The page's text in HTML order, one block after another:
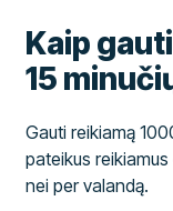
Kaip
15
Gauti reikiamą
pateikus
nei per valandą.